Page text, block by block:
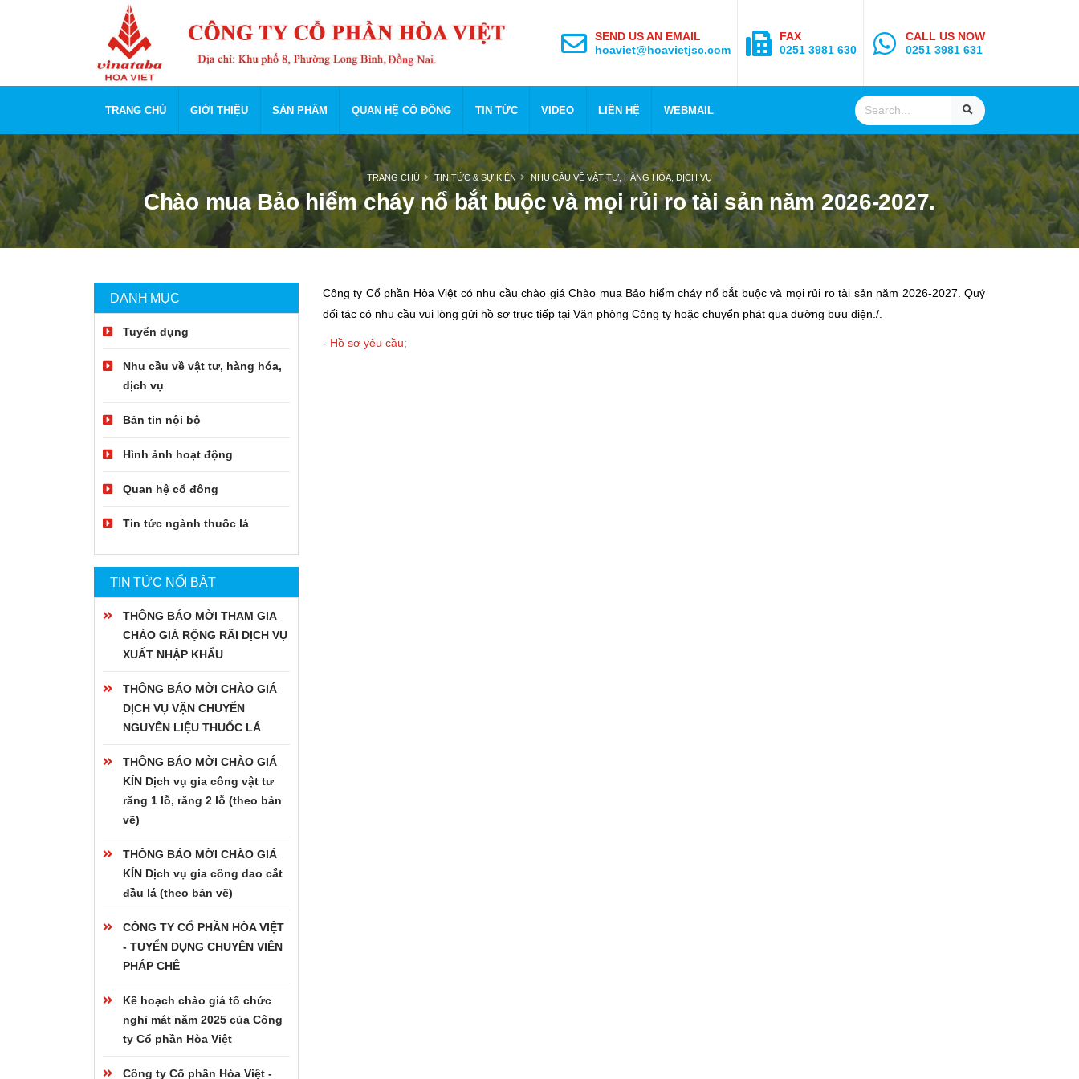
SEND US AN EMAIL
hoaviet@hoavietjsc.com
FAX
0251 3981 630
CALL US NOW
0251 3981 631
TRANG CHỦ GIỚI THIỆU SẢN PHẨM QUAN HỆ CỔ ĐÔNG TIN TỨC VIDEO LIÊN HỆ WEBMAIL
Chào mua Bảo hiểm cháy nổ bắt buộc và mọi rủi ro tài sản năm 2026-2027.
TRANG CHỦ TIN TỨC & SỰ KIỆN NHU CẦU VỀ VẬT TƯ, HÀNG HÓA, DỊCH VỤ
DANH MỤC
Tuyển dụng
Nhu cầu về vật tư, hàng hóa,
dịch vụ
Bản tin nội bộ
Hình ảnh hoạt động
Quan hệ cổ đông
Tin tức ngành thuốc lá
TIN TỨC NỔI BẬT
THÔNG BÁO MỜI THAM GIA
CHÀO GIÁ RỘNG RÃI DỊCH VỤ
XUẤT NHẬP KHẨU
THÔNG BÁO MỜI CHÀO GIÁ
DỊCH VỤ VẬN CHUYỂN
NGUYÊN LIỆU THUỐC LÁ
THÔNG BÁO MỜI CHÀO GIÁ
KÍN Dịch vụ gia công vật tư
răng 1 lỗ, răng 2 lỗ (theo bản
vẽ)
THÔNG BÁO MỜI CHÀO GIÁ
KÍN Dịch vụ gia công dao cắt
đầu lá (theo bản vẽ)
CÔNG TY CỔ PHẦN HÒA VIỆT
- TUYỂN DỤNG CHUYÊN VIÊN
PHÁP CHẾ
Kế hoạch chào giá tổ chức
nghỉ mát năm 2025 của Công
ty Cổ phần Hòa Việt
Công ty Cổ phần Hòa Việt -
Công ty Cổ phần Hòa Việt có nhu cầu chào giá Chào mua Bảo hiểm cháy nổ bắt buộc và mọi rủi ro tài sản năm 2026-2027. Quý
đối tác có nhu cầu vui lòng gửi hồ sơ trực tiếp tại Văn phòng Công ty hoặc chuyển phát qua đường bưu điện./.
- Hồ sơ yêu cầu;